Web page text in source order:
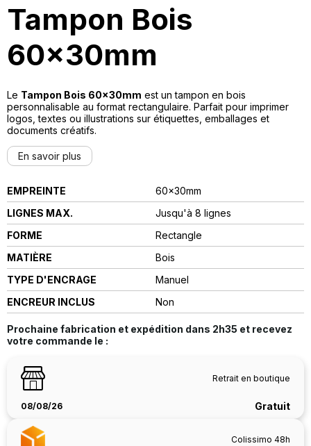
Tampon Bois
60x30mm
Le Tampon Bois 60x30mm est un tampon en bois
personnalisable au format rectangulaire. Parfait pour imprimer
logos, textes ou illustrations sur étiquettes, emballages et
documents créatifs.
En savoir plus
EMPREINTE
60x30mm
LIGNES MAX.
Jusqu'à 8 lignes
FORME
Rectangle
MATIÈRE
Bois
TYPE D'ENCRAGE
manuel
ENCREUR INCLUS
Non
Prochaine fabrication et expédition dans 2h35 et recevez
votre commande le :
08/08/26
Retrait en boutique
Gratuit
Colissimo 48h